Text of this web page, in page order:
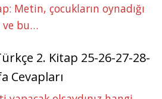
Metin, çocukların oynadığı
ve bu…
2. Kitap 25-26-27-28-
Cevapları